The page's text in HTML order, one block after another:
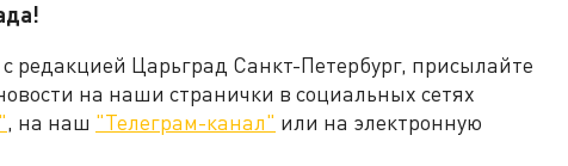
редакцией Царьград Санкт-Петербург, присылайте
на наши странички в социальных сетях
, на наш "Телеграм-канал" или на электронную